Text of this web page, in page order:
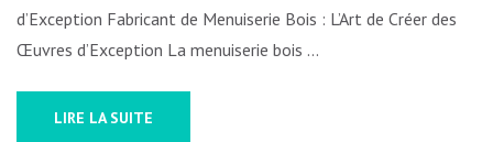
d’Exception Fabricant de Menuiserie Bois : L’Art de Créer des
Œuvres d’Exception La menuiserie bois …
LIRE LA SUITE